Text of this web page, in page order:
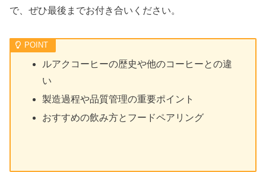
で、ぜひ最後までお付き合いください。
ルアクコーヒーの歴史や他のコーヒーとの違
い
製造過程や品質管理の重要ポイント
おすすめの飲み方とフードペアリング